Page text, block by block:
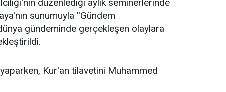
düzenlediği aylık seminerlerinde
sunumuyla ''Gündem
gündeminde gerçekleşen olaylara
Kur'an tilavetini Muhammed